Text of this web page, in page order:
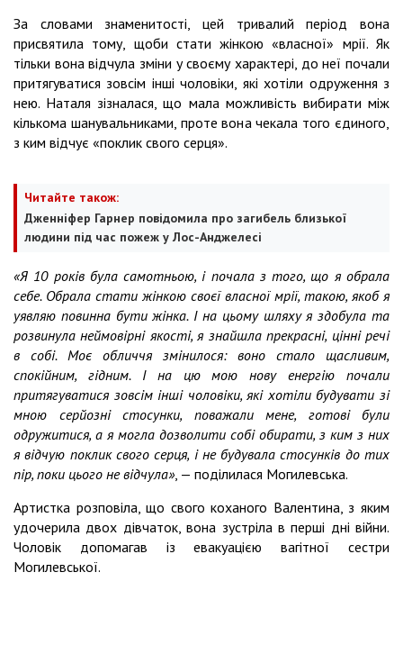
За словами знаменитості, цей тривалий період вона
присвятила тому, щоби стати жінкою «власної» мрії. Як
тільки вона відчула зміни у своєму характері, до неї почали
притягуватися зовсім інші чоловіки, які хотіли одруження з
нею. Наталя зізналася, що мала можливість вибирати між
кількома шанувальниками, проте вона чекала того єдиного,
з ким відчує «поклик свого серця».
Читайте також:
Дженніфер Гарнер повідомила про загибель близької
людини під час пожеж у Лос-Анджелесі
«Я 10 років була самотньою, і почала з того, що я обрала
себе. Обрала стати жінкою своєї власної мрії, такою, якоб я
уявляю повинна бути жінка. І на цьому шляху я здобула та
розвинула неймовірні якості, я знайшла прекрасні, цінні речі
в собі. Моє обличчя змінилося: воно стало щасливим,
спокійним, гідним. І на цю мою нову енергію почали
притягуватися зовсім інші чоловіки, які хотіли будувати зі
мною серйозні стосунки, поважали мене, готові були
одружитися, а я могла дозволити собі обирати, з ким з них
я відчую поклик свого серця, і не будувала стосунків до тих
пір, поки цього не відчула», — поділилася Могилевська.
Артистка розповіла, що свого коханого Валентина, з яким
удочерила двох дівчаток, вона зустріла в перші дні війни.
Чоловік допомагав із евакуацією вагітної сестри
Могилевської.